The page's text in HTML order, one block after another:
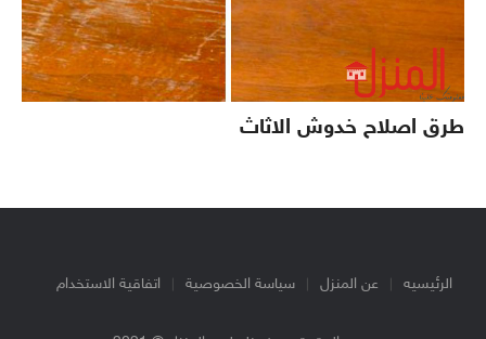
طرق اصلاح خدوش الاثاث
الرئيسيه عن المنزل سياسة الخصوصية اتفاقية الاستخدام